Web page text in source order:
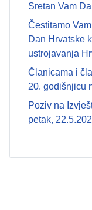
Sretan Vam
Čestitamo
Dan Hrvatske
ustrojavanja
Članicama i
20. godišnjicu
Poziv na
petak,